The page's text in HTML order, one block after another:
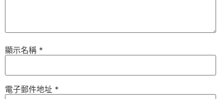
顯示名稱 *
電子郵件地址 *